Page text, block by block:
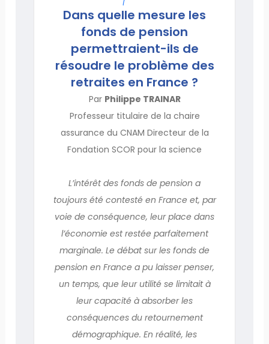
Dans quelle mesure les
fonds de pension
permettraient-ils de
résoudre le problème des
retraites en France ?
Par Philippe TRAINAR
Professeur titulaire de la chaire
assurance du CNAM Directeur de la
Fondation SCOR pour la science
L’intérêt des fonds de pension a
toujours été contesté en France et, par
voie de conséquence, leur place dans
l’économie est restée parfaitement
marginale. Le débat sur les fonds de
pension en France a pu laisser penser,
un temps, que leur utilité se limitait à
leur capacité à absorber les
conséquences du retournement
démographique. En réalité, les